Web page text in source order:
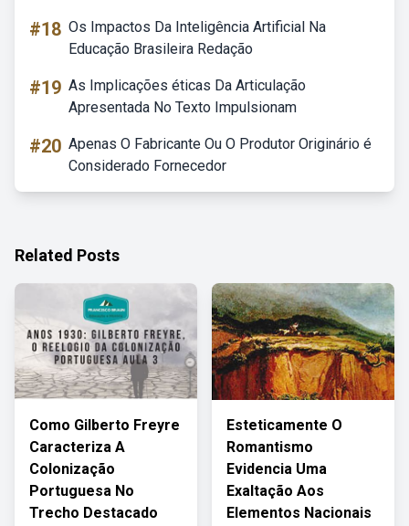
#18 Os Impactos Da Inteligência Artificial Na
Educação Brasileira Redação
#19 As Implicações éticas Da Articulação
Apresentada No Texto Impulsionam
#20 Apenas O Fabricante Ou O Produtor Originário é
Considerado Fornecedor
Related Posts
Como Gilberto Freyre
Caracteriza A
Colonização
Portuguesa No
Trecho Destacado
Esteticamente O
Romantismo
Evidencia Uma
Exaltação Aos
Elementos Nacionais